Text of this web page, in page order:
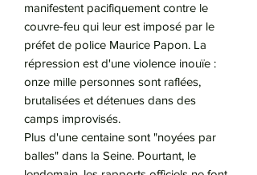
manifestent pacifiquement contre le
couvre-feu qui leur est imposé par le
préfet de police Maurice Papon. La
répression est d'une violence inouïe :
onze mille personnes sont raflées,
brutalisées et détenues dans des
camps improvisés.
Plus d'une centaine sont "noyées par
balles" dans la Seine. Pourtant, le